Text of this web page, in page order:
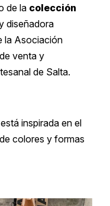
de la colección
diseñadora
la Asociación
venta y
de Salta.
inspirada en el
colores y formas